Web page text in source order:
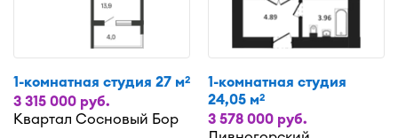
1-комнатная студия 27 м2
3 315 000 руб.
Квартал Сосновый Бор
1-комнатная студия
24,05 м2
3 578 000 руб.